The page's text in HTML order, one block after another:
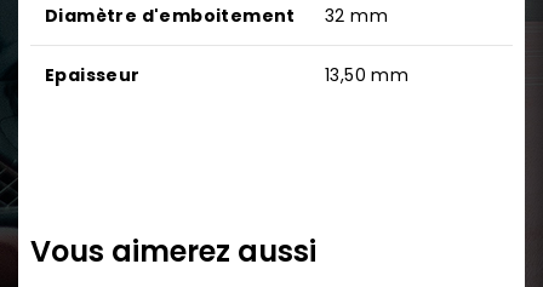
Diamètre d'emboitement 32 mm
Epaisseur 13,50 mm
Vous aimerez aussi